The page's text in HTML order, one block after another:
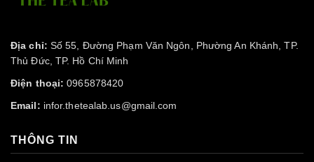
Địa chỉ: Số 55, Đường Phạm Văn Ngôn, Phường An Khánh, TP.
Thủ Đức, TP. Hồ Chí Minh
Điện thoại: 0965878420
Email: infor.thetealab.us@gmail.com
THÔNG TIN